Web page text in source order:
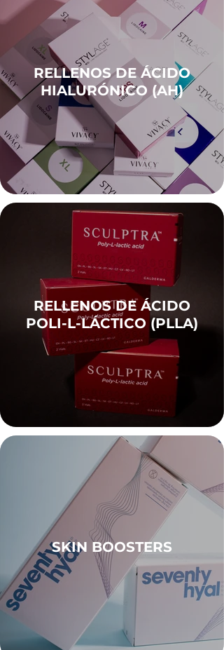
RELLENOS DE ÁCIDO
HIALURÓNICO (AH)
RELLENOS DE ÁCIDO
POLI-L-LÁCTICO (PLLA)
SKIN BOOSTERS